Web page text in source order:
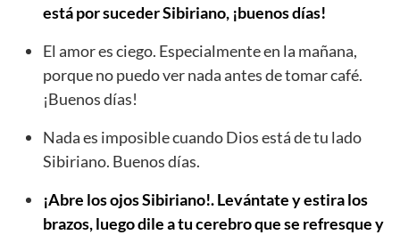
está por suceder Sibiriano, ¡buenos días!
El amor es ciego. Especialmente en la mañana,
porque no puedo ver nada antes de tomar café.
¡Buenos días!
Nada es imposible cuando Dios está de tu lado
Sibiriano. Buenos días.
¡Abre los ojos Sibiriano!. Levántate y estira los
brazos, luego dile a tu cerebro que se refresque y